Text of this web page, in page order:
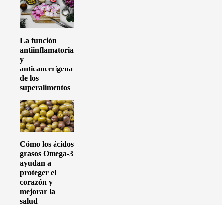
La función
antiinflamatoria
y
anticancerígena
de los
superalimentos
Cómo los ácidos
grasos Omega-3
ayudan a
proteger el
corazón y
mejorar la
salud